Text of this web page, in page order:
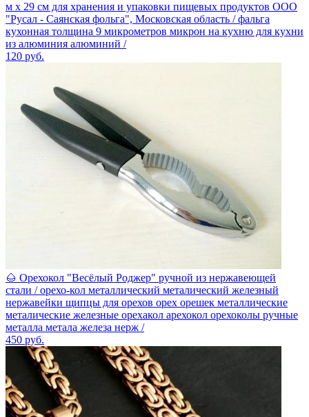
м х 29 см для хранения и упаковки пищевых продуктов ООО
"Русал - Саянская фольга", Московская область / фальга
кухонная толщина 9 микрометров микрон на кухню для кухни
из алюминия алюминий /
120 руб.
🌰 Орехокол "Весёлый Роджер" ручной из нержавеющей
стали / орехо-кол металлический металический железный
нержавейки щипцы для орехов орех орешек металлические
металические железные орехакол арехокол орехоколы ручные
металла метала железа нерж /
450 руб.